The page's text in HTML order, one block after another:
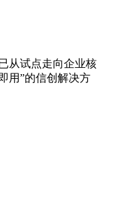
从试点走向企业核
用”的信创解决方